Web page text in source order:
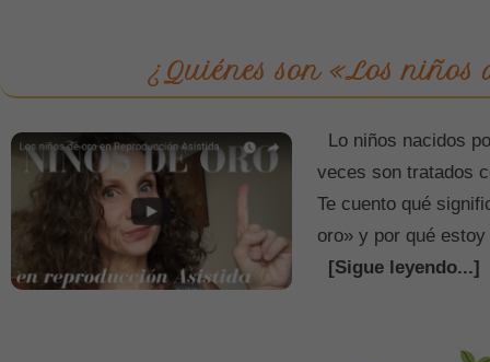
¿Quiénes son «Los niños
Lo niños nacidos
veces son tratados
Te cuento qué
oro» y por qué
[Sigue leyendo...]